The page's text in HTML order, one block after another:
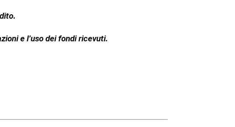
e l’uso dei fondi ricevuti.